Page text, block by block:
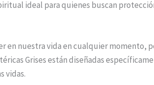
ideal para quienes buscan
en nuestra vida en cualquier momento,
Grises están diseñadas
vidas.